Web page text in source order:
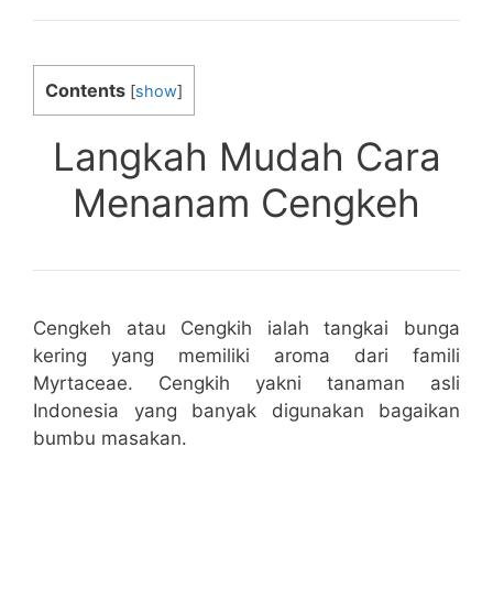
Contents [show]
Langkah Mudah Cara
Menanam Cengkeh
Cengkeh atau Cengkih ialah tangkai bunga
kering yang memiliki aroma dari famili
Myrtaceae. Cengkih yakni tanaman asli
Indonesia yang banyak digunakan bagaikan
bumbu masakan.